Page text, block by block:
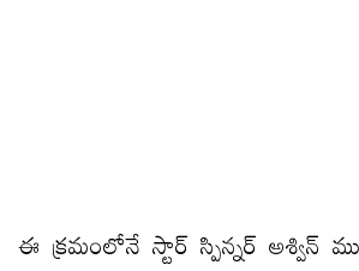
ఈ క్రమంలోనే స్టార్ స్పిన్నర్ అశ్విన్